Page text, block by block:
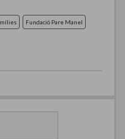
Fundació Pare Manel